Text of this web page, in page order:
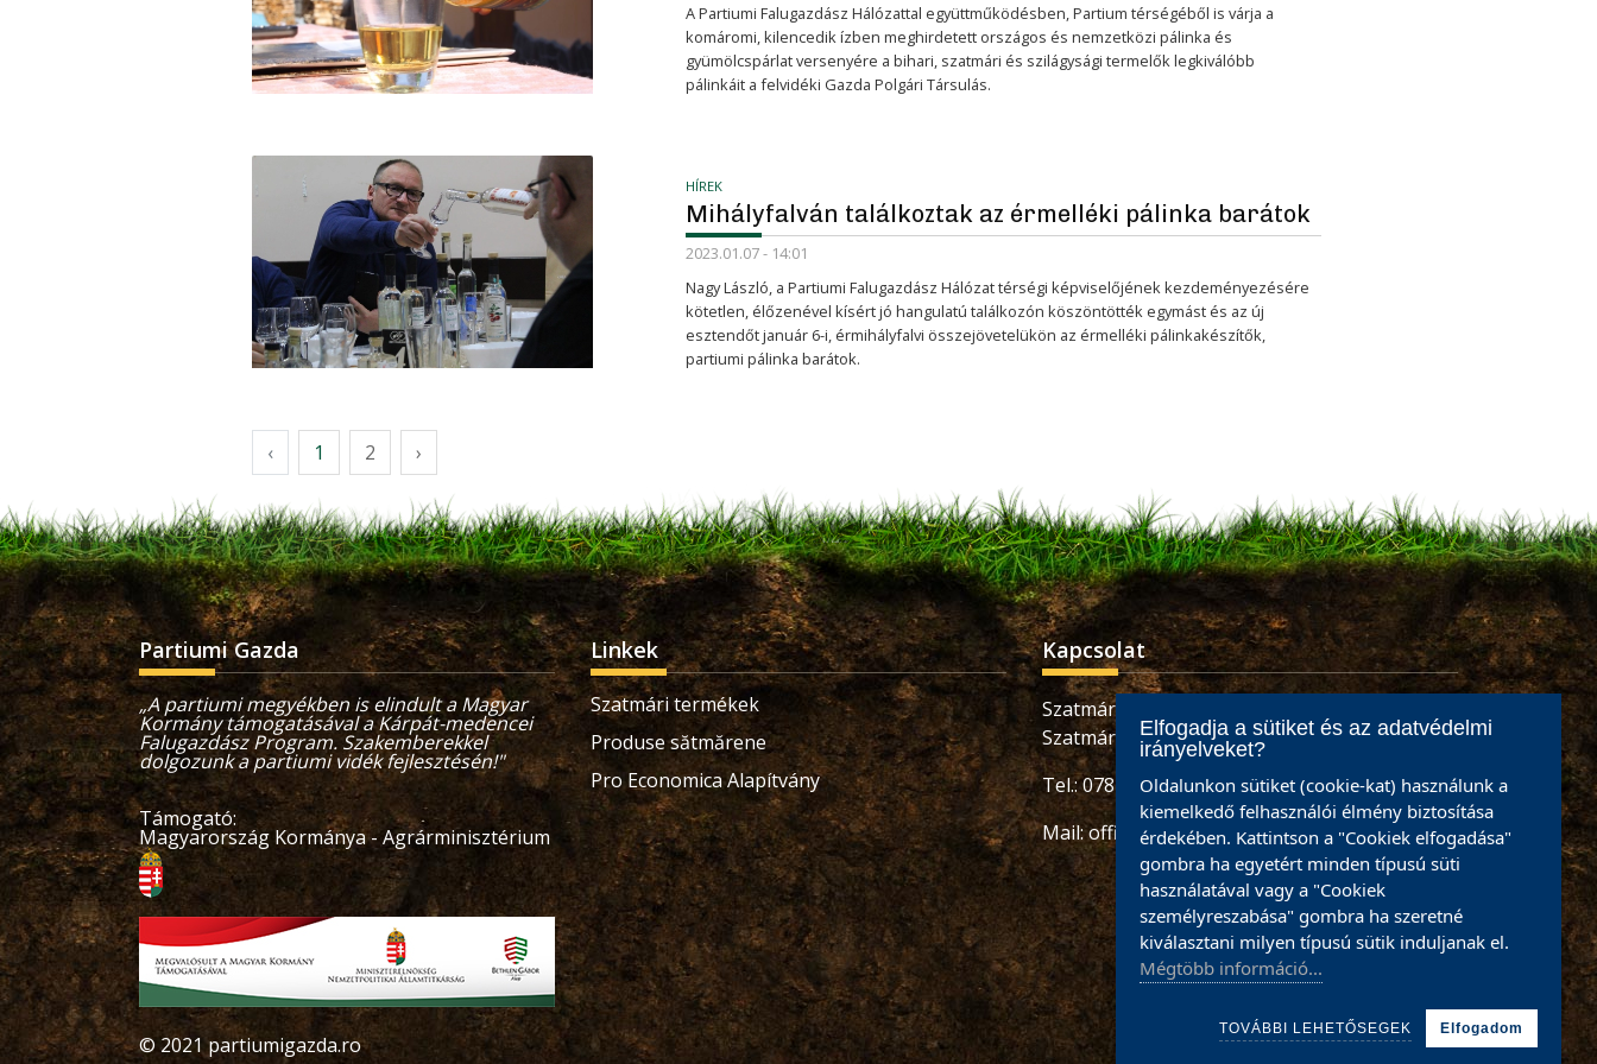
A Partiumi Falugazdász Hálózattal együttműködésben, Partium térségéből is várja a
komáromi, kilencedik ízben meghirdetett országos és nemzetközi pálinka és
gyümölcspárlat versenyére a bihari, szatmári és szilágysági termelők legkiválóbb
pálinkáit a felvidéki Gazda Polgári Társulás.
HÍREK
Mihályfalván találkoztak az érmelléki pálinka barátok
2023.01.07 - 14:01
Nagy László, a Partiumi Falugazdász Hálózat térségi képviselőjének kezdeményezésére
kötetlen, élőzenével kísért jó hangulatú találkozón köszöntötték egymást és az új
esztendőt január 6-i, érmihályfalvi összejövetelükön az érmelléki pálinkakészítők,
partiumi pálinka barátok.
‹ 1 2 ›
Partiumi Gazda
„A partiumi megyékben is elindult a Magyar
Kormány támogatásával a Kárpát-medencei
Falugazdász Program. Szakemberekkel
dolgozunk a partiumi vidék fejlesztésén!"
Támogató:
Magyarország Kormánya - Agrárminisztérium
Linkek
Szatmári termékek
Produse sătmărene
Pro Economica Alapítvány
Kapcsolat
Szatmárnémeti, Retezatului utca, 32 szám,
Szatmár megye
Tel.: 0784465887 / 0733926673
Mail:office@partiumigazda.ro
© 2021 partiumigazda.ro Powered by
Elfogadja a sütiket és az adatvédelmi
irányelveket?
Oldalunkon sütiket (cookie-kat) használunk a
kiemelkedő felhasználói élmény biztosítása
érdekében. Kattintson a "Cookiek elfogadása"
gombra ha egyetért minden típusú süti
használatával vagy a "Cookiek
személyreszabása" gombra ha szeretné
kiválasztani milyen típusú sütik induljanak el.
Mégtöbb információ...
TOVÁBBI LEHETŐSEGEK Elfogadom